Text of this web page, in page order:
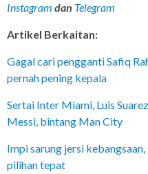
Instagram dan Telegram
Artikel Berkaitan:
Gagal cari pengganti Safiq
pernah pening kepala
Sertai Inter Miami, Luis
Messi, bintang Man City
Impi sarung jersi
pilihan tepat